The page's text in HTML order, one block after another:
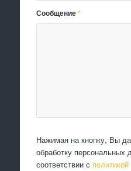
Сообщение*
Нажимая на кнопку, Вы
обработку персональных
соответствии с